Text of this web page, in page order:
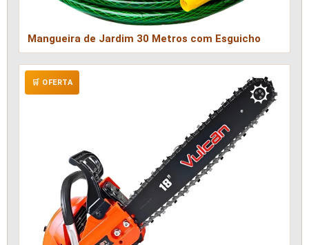
Mangueira de Jardim 30 Metros com Esguicho
🛒 OFERTA